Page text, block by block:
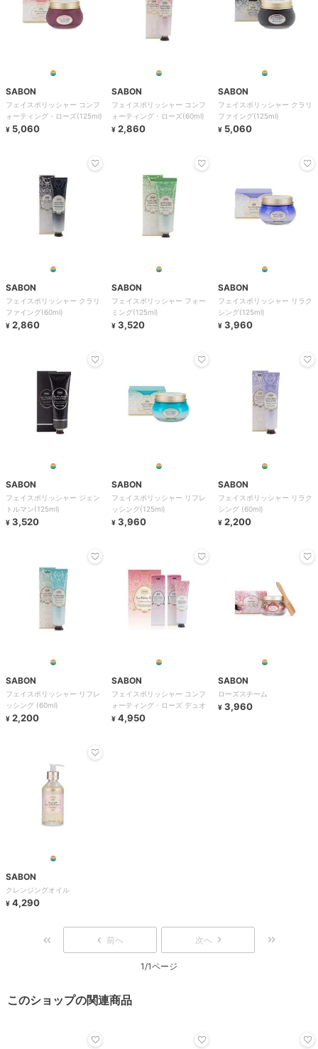
SABON
フェイスポリッシャー コンフ
ォーティング・ローズ(125ml)
¥ 5,060
SABON
フェイスポリッシャー コンフ
ォーティング・ローズ(60ml)
¥ 2,860
SABON
フェイスポリッシャー クラリ
ファイング(125ml)
¥ 5,060
SABON
フェイスポリッシャー クラリ
ファイング(60ml)
¥ 2,860
SABON
フェイスポリッシャー フォー
ミング(125ml)
¥ 3,520
SABON
フェイスポリッシャー リラク
シング(125ml)
¥ 3,960
SABON
フェイスポリッシャー ジェン
トルマン(125ml)
¥ 3,520
SABON
フェイスポリッシャー リフレ
ッシング(125ml)
¥ 3,960
SABON
フェイスポリッシャー リラク
シング (60ml)
¥ 2,200
SABON
フェイスポリッシャー リフレ
ッシング (60ml)
¥ 2,200
SABON
フェイスポリッシャー コンフ
ォーティング・ローズ デュオ
¥ 4,950
SABON
ローズスチーム
¥ 3,960
SABON
クレンジングオイル
¥ 4,290
前へ 次へ
1/1ページ
このショップの関連商品